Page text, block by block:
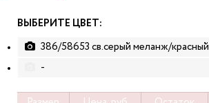
ВЫБЕРИТЕ ЦВЕТ:
386/58653 св.серый меланж/красный
-